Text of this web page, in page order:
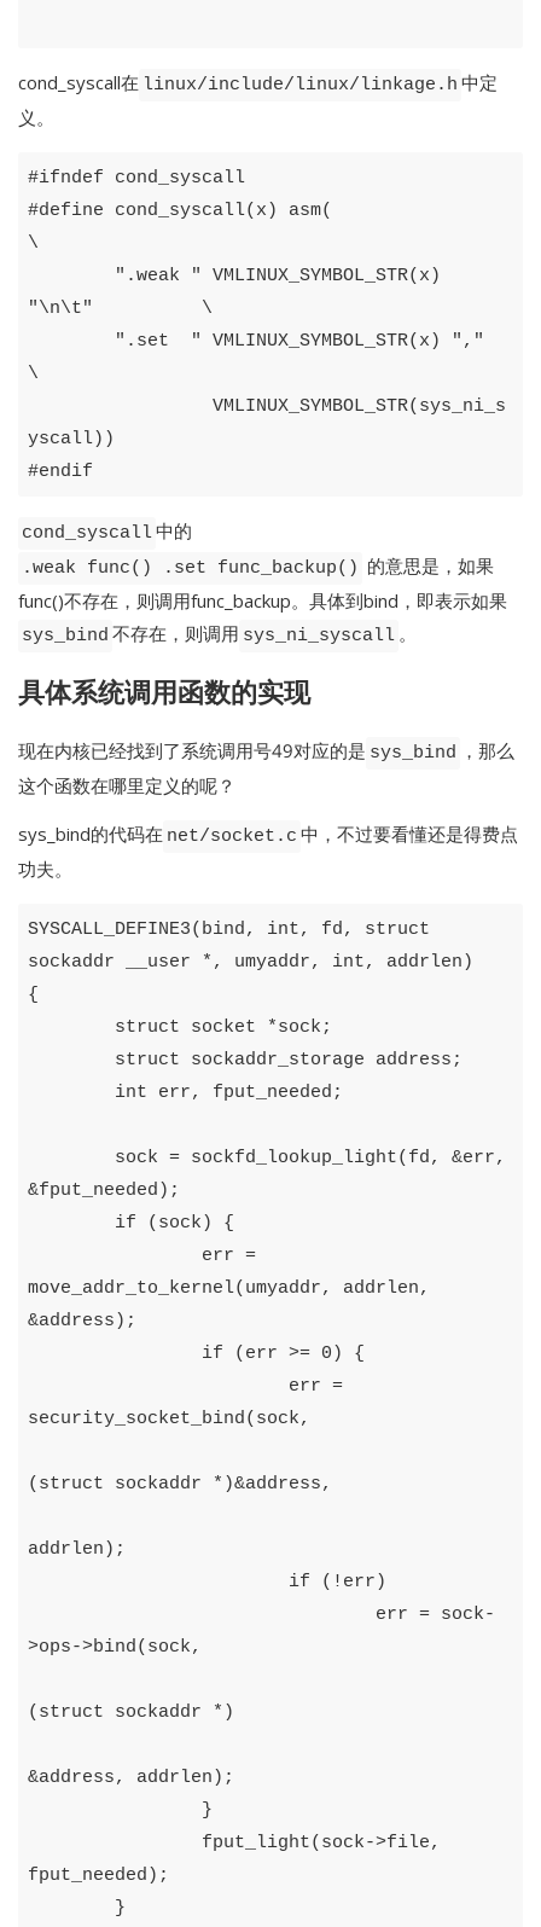
cond_syscall在 linux/include/linux/linkage.h 中定
义。
#ifndef
cond_syscall
#define cond_syscall( x ) asm(
\
".weak "
VMLINUX_SYMBOL_STR( x )
"\n\t"
\
".set  "
VMLINUX_SYMBOL_STR( x )
","
\
VMLINUX_SYMBOL_STR( sys_ni_s
yscall))
#endif
cond_syscall中的
.weak func() .set func_backup() 的意思是，如果
func()不存在，则调用func_backup。具体到bind，即表示如果
sys_bind 不存在，则调用 sys_ni_syscall 。
具体系统调用函数的实现
现在内核已经找到了系统调用号49对应的是 sys_bind ，那么
这个函数在哪里定义的呢？
sys_bind的代码在 net/socket.c 中，不过要看懂还是得费点
功夫。
SYSCALL_DEFINE3( bind, int, fd,
struct
sockaddr
__user *, umyaddr, int, addrlen )
{
struct
socket *sock ;
struct
sockaddr_storage address ;
int
err, fput_needed ;
sock = sockfd_lookup_light( fd, &err,
&fput_needed );
if
( sock )
{
err =
move_addr_to_kernel( umyaddr, addrlen,
&address );
if
( err >= 0 )
{
err =
security_socket_bind( sock,
( struct sockaddr *)&address,
addrlen );
if
(! err )
err = sock-
>ops->bind( sock,
( struct sockaddr *)
&address, addrlen );
}
fput_light( sock->file,
fput_needed );
}